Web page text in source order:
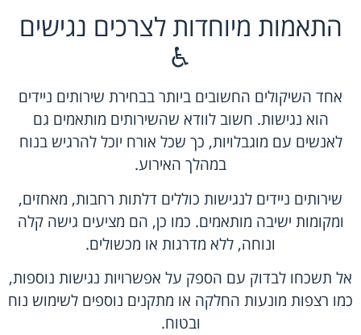
התאמות מיוחדות לצרכים נגישים
♿
אחד השיקולים החשובים ביותר בבחירת שירותים ניידים
הוא נגישות. חשוב לוודא שהשירותים מותאמים גם
לאנשים עם מוגבלויות, כך שכל אורח יוכל להרגיש בנוח
במהלך האירוע.
שירותים ניידים לנגישות כוללים דלתות רחבות, מאחזים,
ומקומות ישיבה מותאמים. כמו כן, הם מציעים גישה קלה
ונוחה, ללא מדרגות או מכשולים.
אל תשכחו לבדוק עם הספק על אפשרויות נגישות נוספות,
כמו רצפות מונעות החלקה או מתקנים נוספים לשימוש נוח
ובטוח.